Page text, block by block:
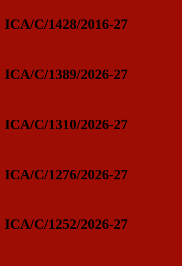
ICA/C/1428/2016-27
ICA/C/1389/2026-27
ICA/C/1310/2026-27
ICA/C/1276/2026-27
ICA/C/1252/2026-27